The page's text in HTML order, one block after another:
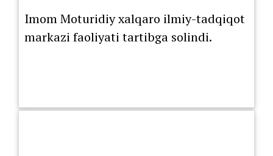
Imom Moturidiy xalqaro ilmiy-tadqiqot
markazi faoliyati tartibga solindi.